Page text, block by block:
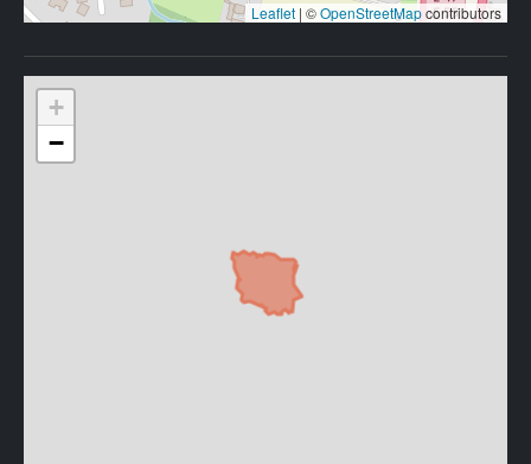
Leaflet | ©OpenStreetMapcontributors
+
−